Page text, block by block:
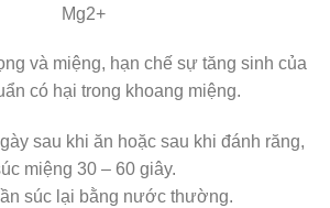
Mg2+
và miệng, hạn chế sự tăng sinh của
có hại trong khoang miệng.
sau khi ăn hoặc sau khi đánh răng,
miệng 30 – 60 giây.
súc lại bằng nước thường.